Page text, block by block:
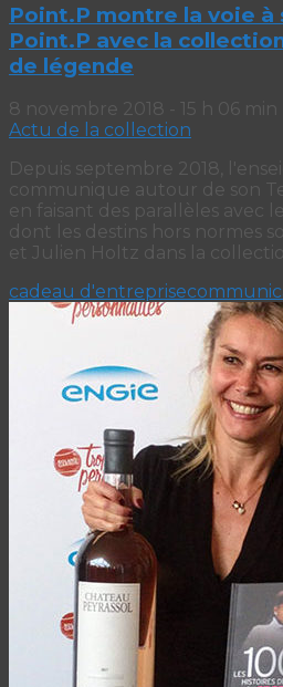
Point.P montre la voie à
Point.P avec la
de légende
8 novembre 2018 - 15 h 06 min
Actu de la collection
Depuis septembre 2018,
communique autour de son
en faisant des parallèles avec
dont les destins hors normes
et Julien Holtz dans la
cadeau d'entreprise